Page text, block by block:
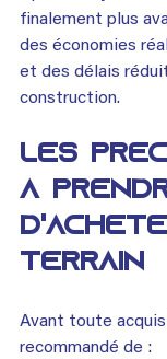
finalement plus
des économies
et des délais
construction.
Les
à
terrain
Avant toute
recommandé de :